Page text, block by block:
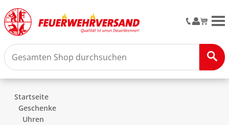
Startseite
Geschenke
Uhren